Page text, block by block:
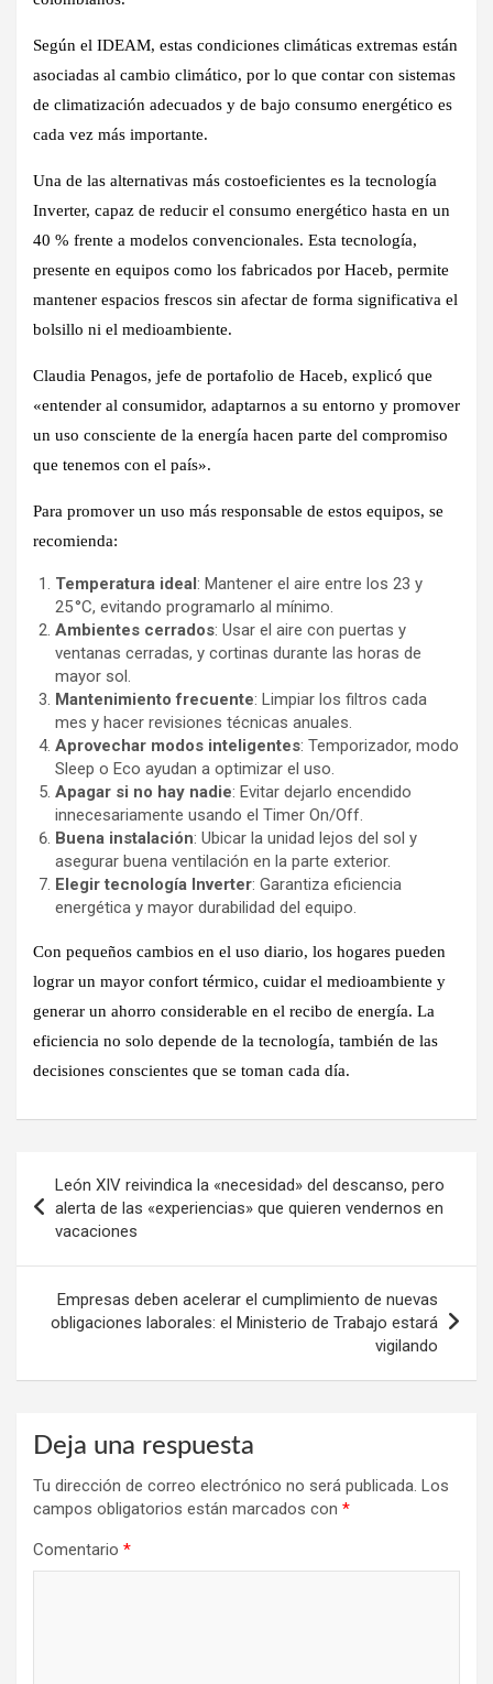
Según el IDEAM, estas condiciones climáticas extremas están
asociadas al cambio climático, por lo que contar con sistemas
de climatización adecuados y de bajo consumo energético es
cada vez más importante.
Una de las alternativas más costoeficientes es la tecnología
Inverter, capaz de reducir el consumo energético hasta en un
40 % frente a modelos convencionales. Esta tecnología,
presente en equipos como los fabricados por Haceb, permite
mantener espacios frescos sin afectar de forma significativa el
bolsillo ni el medioambiente.
Claudia Penagos, jefe de portafolio de Haceb, explicó que
«entender al consumidor, adaptarnos a su entorno y promover
un uso consciente de la energía hacen parte del compromiso
que tenemos con el país».
Para promover un uso más responsable de estos equipos, se
recomienda:
Temperatura ideal: Mantener el aire entre los 23 y
25 °C, evitando programarlo al mínimo.
Ambientes cerrados: Usar el aire con puertas y
ventanas cerradas, y cortinas durante las horas de
mayor sol.
Mantenimiento frecuente: Limpiar los filtros cada
mes y hacer revisiones técnicas anuales.
Aprovechar modos inteligentes: Temporizador, modo
Sleep o Eco ayudan a optimizar el uso.
Apagar si no hay nadie: Evitar dejarlo encendido
innecesariamente usando el Timer On/Off.
Buena instalación: Ubicar la unidad lejos del sol y
asegurar buena ventilación en la parte exterior.
Elegir tecnología Inverter: Garantiza eficiencia
energética y mayor durabilidad del equipo.
Con pequeños cambios en el uso diario, los hogares pueden
lograr un mayor confort térmico, cuidar el medioambiente y
generar un ahorro considerable en el recibo de energía. La
eficiencia no solo depende de la tecnología, también de las
decisiones conscientes que se toman cada día.
de
entradas
León XIV reivindica la «necesidad» del descanso, pero
alerta de las «experiencias» que quieren vendernos en
vacaciones
Empresas deben acelerar el cumplimiento de nuevas
obligaciones laborales: el Ministerio de Trabajo estará
vigilando
Deja una respuesta
Tu dirección de correo electrónico no será publicada. Los
campos obligatorios están marcados con *
Comentario *